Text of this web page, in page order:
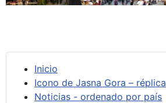
Inicio
Icono de Jasna Gora – réplica
Noticias - ordenado por país